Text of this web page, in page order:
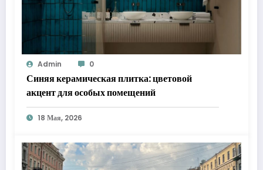
Admin 0
Синяя керамическая плитка: цветовой
акцент для особых помещений
18 Мая, 2026